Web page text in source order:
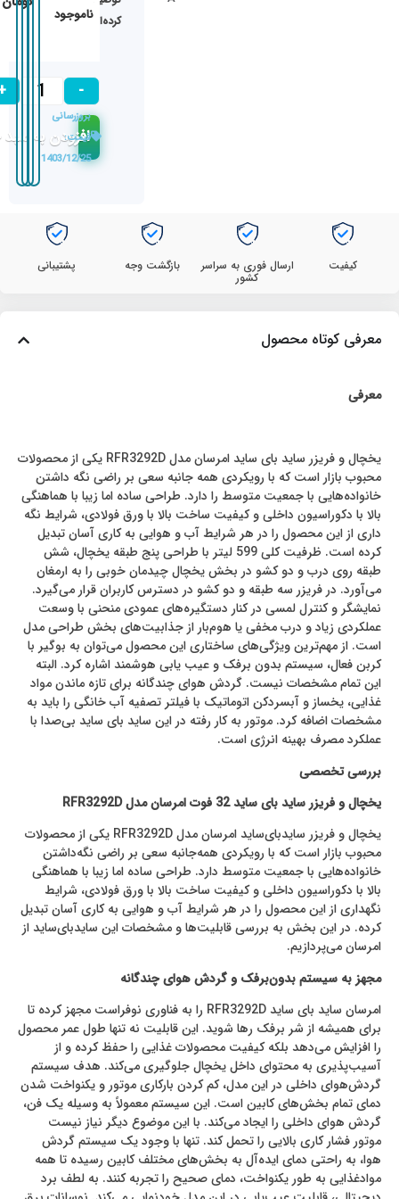
کرده‌اندناموجود
-
افزودن به
بروزرسانی
قیمت:
1403/12/25
کیفیت ارسال فوری به سراسر
کشور
بازگشت وجه پشتیبانی
معرفی کوتاه محصول
معرفی
یخچال و فریزر ساید بای ساید امرسان مدل RFR3292D یکی از محصولات
محبوب بازار است که با رویکردی همه جانبه سعی بر راضی نگه داشتن
خانواده‌هایی با جمعیت متوسط را دارد. طراحی ساده اما زیبا با هماهنگی
بالا با دکوراسیون داخلی و کیفیت ساخت بالا با ورق فولادی، شرایط نگه
داری از این محصول را در هر شرایط آب و هوایی به کاری آسان تبدیل
کرده است. ظرفیت کلی 599 لیتر با طراحی پنج طبقه یخچال، شش
طبقه روی درب و دو کشو در بخش یخچال چیدمان خوبی را به ارمغان
می‌آورد. در فریزر سه طبقه و دو کشو در دسترس کاربران قرار می‌گیرد.
نمایشگر و کنترل لمسی در کنار دستگیره‌های عمودی منحنی با وسعت
عملکردی زیاد و درب مخفی یا هوم‌بار از جذابیت‌های بخش طراحی مدل
است. از مهم‌ترین ویژگی‌های ساختاری این محصول می‌توان به بوگیر با
کربن فعال، سیستم بدون برفک و عیب یابی هوشمند اشاره کرد. البته
این تمام مشخصات نیست. گردش هوای چندگانه برای تازه ماندن مواد
غذایی، یخساز و آبسردکن اتوماتیک با فیلتر تصفیه آب خانگی را باید به
مشخصات اضافه کرد. موتور به کار رفته در این ساید بای ساید بی‌صدا با
عملکرد مصرف بهینه انرژی است.
بررسی تخصصی
یخچال و فریزر ساید بای ساید 32 فوت امرسان مدل
RFR3292D
یخچال و فریزر ساید‌بای‌ساید امرسان مدل RFR3292D یکی از محصولات
محبوب بازار است که با رویکردی همه‌جانبه سعی بر راضی نگه‌داشتن
خانواده‌هایی با جمعیت متوسط دارد. طراحی ساده اما زیبا با هماهنگی
بالا با دکوراسیون داخلی و کیفیت ساخت بالا با ورق فولادی، شرایط
نگهداری از این محصول را در هر شرایط آب و هوایی به کاری آسان تبدیل
کرده. در این بخش به بررسی قابلیت‌ها و مشخصات این ساید‌بای‌ساید از
امرسان می‌پردازیم.
مجهز به سیستم بدون‌برفک و گردش هوای چندگانه
امرسان ساید بای ساید RFR3292D را به فناوری نوفراست مجهز کرده تا
برای همیشه از شر برفک رها شوید. این قابلیت نه تنها طول عمر محصول
را افزایش می‌دهد بلکه کیفیت محصولات غذایی را حفظ کرده و از
آسیب‌پذیری به محتوای داخل یخچال جلوگیری می‌کند. هدف سیستم
گردش‌هوای داخلی در این مدل، کم کردن بار‌کاری موتور و یکنواخت شدن
دمای تمام بخش‌های کابین است. این سیستم معمولاً به وسیله یک فن،
گردش هوای داخلی را ایجاد می‌کند. با این موضوع دیگر نیاز نیست
موتور فشار کاری بالایی را تحمل کند. تنها با وجود یک سیستم گردش
هوا، به راحتی دمای ایده‌آل به بخش‌های مختلف کابین رسیده تا همه
مواد‌غذایی به طور یکنواخت، دمای صحیح را تجربه کنند. به لطف برد